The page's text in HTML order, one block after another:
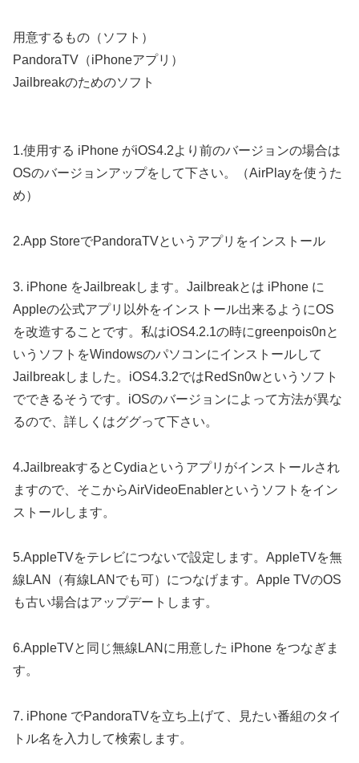
用意するもの（ソフト）
PandoraTV（iPhoneアプリ）
Jailbreakのためのソフト
1.使用する iPhone がiOS4.2より前のバージョンの場合は
OSのバージョンアップをして下さい。（AirPlayを使うた
め）
2.App StoreでPandoraTVというアプリをインストール
3. iPhone をJailbreakします。Jailbreakとは iPhone に
Appleの公式アプリ以外をインストール出来るようにOS
を改造することです。私はiOS4.2.1の時にgreenpois0nと
いうソフトをWindowsのパソコンにインストールして
Jailbreakしました。iOS4.3.2ではRedSn0wというソフト
でできるそうです。iOSのバージョンによって方法が異な
るので、詳しくはググって下さい。
4.JailbreakするとCydiaというアプリがインストールされ
ますので、そこからAirVideoEnablerというソフトをイン
ストールします。
5.AppleTVをテレビにつないで設定します。AppleTVを無
線LAN（有線LANでも可）につなげます。Apple TVのOS
も古い場合はアップデートします。
6.AppleTVと同じ無線LANに用意した iPhone をつなぎま
す。
7. iPhone でPandoraTVを立ち上げて、見たい番組のタイ
トル名を入力して検索します。